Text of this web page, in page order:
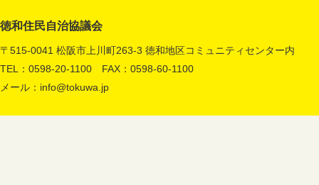
徳和住民自治協議会
〒515-0041 松阪市上川町263-3 徳和地区コミュニティセンター内
TEL：0598-20-1100 FAX：0598-60-1100
メール： info@tokuwa.jp